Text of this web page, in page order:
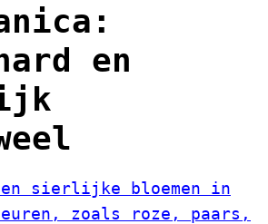
en
sierlijke bloemen in
zoals roze, paars,